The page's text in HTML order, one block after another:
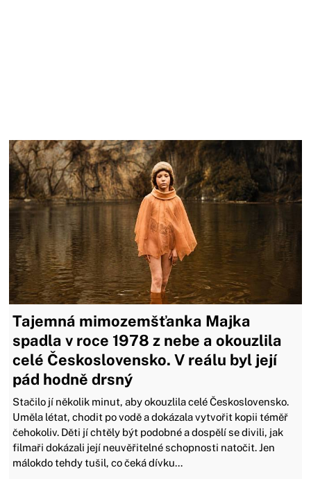
Tajemná mimozemšťanka Majka
spadla v roce 1978 z nebe a okouzlila
celé Československo. V reálu byl její
pád hodně drsný
Stačilo jí několik minut, aby okouzlila celé Československo.
Uměla létat, chodit po vodě a dokázala vytvořit kopii téměř
čehokoliv. Děti jí chtěly být podobné a dospělí se divili, jak
filmaři dokázali její neuvěřitelné schopnosti natočit. Jen
málokdo tehdy tušil, co čeká dívku...